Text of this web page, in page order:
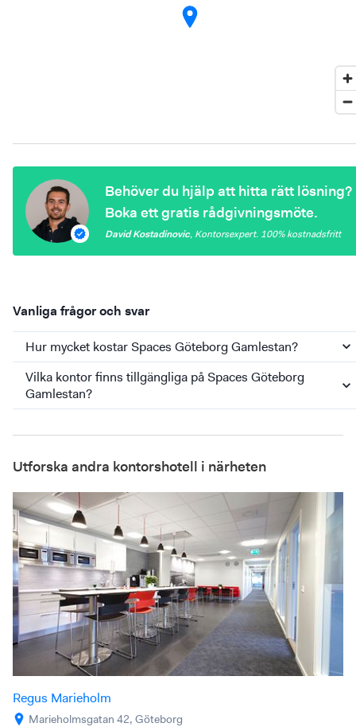
Behöver du hjälp att hitta rätt lösning?
Boka ett gratis rådgivningsmöte.
David Kostadinovic, Kontorsexpert. 100%kostnadsfritt
Vanliga frågor och svar
Hur mycket kostar Spaces Göteborg Gamlestan?
Vilka kontor finns tillgängliga på Spaces Göteborg
Gamlestan?
Utforska andra kontorshotell i närheten
Regus Marieholm
Marieholmsgatan 42, Göteborg